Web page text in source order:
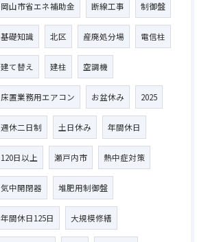
岡山市省エネ補助金 断線工事 制御盤
基礎知識 北区 産廃処分場 電信柱
建て替え 建柱 空調機
床置業務用エアコン お盆休み 2025
週休二日制 土日休み 年間休日
120日以上 瀬戸内市 熱中症対策
気中開閉器 堆肥用制御盤
年間休日125日 大規模修繕